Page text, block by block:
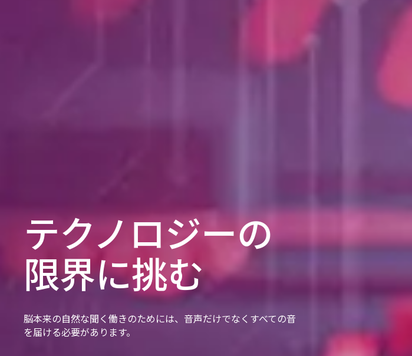
テクノロジーの
限界に挑む
脳本来の自然な聞く働きのためには、音声だけでなくすべての音
を届ける必要があります。